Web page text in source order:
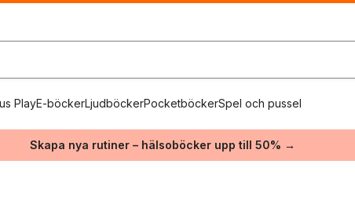
PlayE-böckerLjudböckerPocketböckerSpel och pussel
Skapa nya rutiner – hälsoböcker upp till 50% →